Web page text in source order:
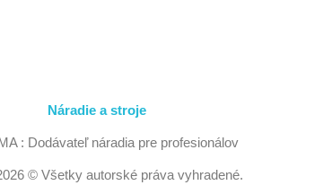
Náradie a stroje
: Dodávateľ náradia pre profesionálov
© Všetky autorské práva vyhradené.